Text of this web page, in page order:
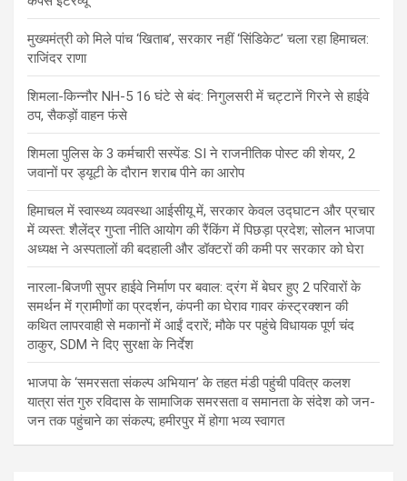
मुख्यमंत्री को मिले पांच ‘खिताब’, सरकार नहीं ‘सिंडिकेट’ चला रहा हिमाचल:
राजिंदर राणा
शिमला-किन्नौर NH-5 16 घंटे से बंद: निगुलसरी में चट्टानें गिरने से हाईवे
ठप, सैकड़ों वाहन फंसे
शिमला पुलिस के 3 कर्मचारी सस्पेंड: SI ने राजनीतिक पोस्ट की शेयर, 2
जवानों पर ड्यूटी के दौरान शराब पीने का आरोप
हिमाचल में स्वास्थ्य व्यवस्था आईसीयू में, सरकार केवल उद्घाटन और प्रचार
में व्यस्त: शैलेंद्र गुप्ता नीति आयोग की रैंकिंग में पिछड़ा प्रदेश; सोलन भाजपा
अध्यक्ष ने अस्पतालों की बदहाली और डॉक्टरों की कमी पर सरकार को घेरा
नारला-बिजणी सुपर हाईवे निर्माण पर बवाल: द्रंग में बेघर हुए 2 परिवारों के
समर्थन में ग्रामीणों का प्रदर्शन, कंपनी का घेराव गावर कंस्ट्रक्शन की
कथित लापरवाही से मकानों में आईं दरारें; मौके पर पहुंचे विधायक पूर्ण चंद
ठाकुर, SDM ने दिए सुरक्षा के निर्देश
भाजपा के ‘समरसता संकल्प अभियान’ के तहत मंडी पहुंची पवित्र कलश
यात्रा संत गुरु रविदास के सामाजिक समरसता व समानता के संदेश को जन-
जन तक पहुंचाने का संकल्प; हमीरपुर में होगा भव्य स्वागत